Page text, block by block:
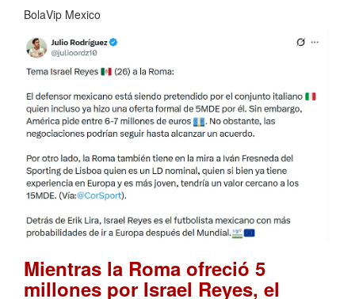
BolaVip Mexico
Mientras la Roma ofreció 5
millones por Israel Reyes, el